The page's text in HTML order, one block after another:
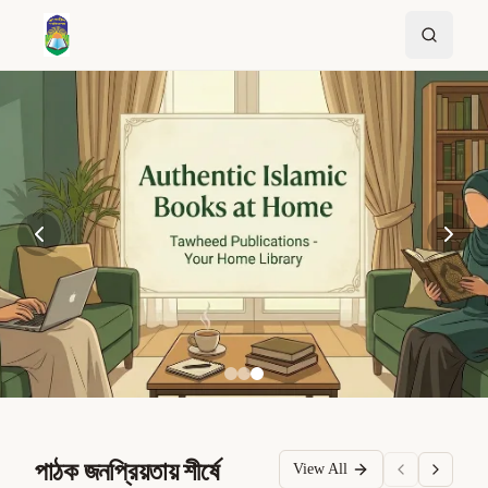
পাঠক জনপ্রিয়তায় শীর্ষে View All